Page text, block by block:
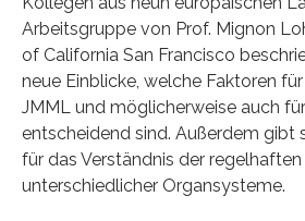
Arbeitsgruppe von Prof. Mignon
of California San Francisco
neue Einblicke, welche Faktoren
JMML und möglicherweise auch
entscheidend sind. Außerdem gibt
für das Verständnis der
unterschiedlicher Organsysteme.